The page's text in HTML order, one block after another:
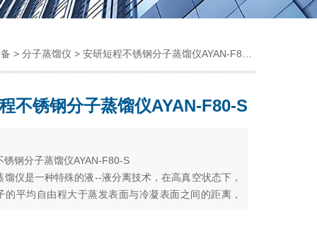
> 分子蒸馏仪 > 安研短程不锈钢分子蒸馏仪AYAN-F80-S
不锈钢分子蒸馏仪AYAN-F80-S
锈钢分子蒸馏仪AYAN-F80-S
馏仪是一种特殊的液--液分离技术，在高真空状态下，
的平均自由程大于蒸发表面与冷凝表面之间的距离，